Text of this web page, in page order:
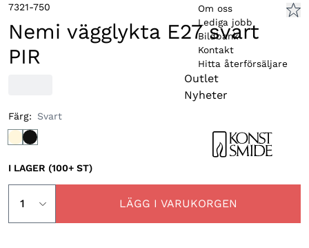
Om oss
Lediga jobb
Bildbank
Kontakt
Hitta återförsäljare
Outlet
Nyheter
7321-750
Nemi vägglykta E27 svart
PIR
Färg: Svart
I LAGER (100+ ST)
LÄGG I VARUKORGEN